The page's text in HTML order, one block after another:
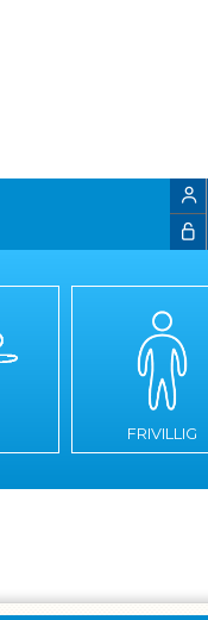
FRIVILLIG